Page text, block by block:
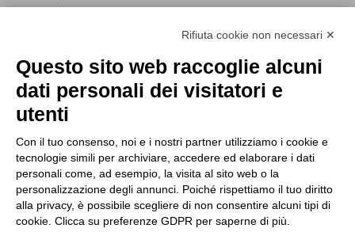
Iscriviti alla nostra newsletter per rimanere sempre aggiornato
sulle novità del mondo HORECA e per ricevere offerte esclusive.
Acconsento al trattamento dei dati personali come specificato
nella nostra privacy policy.
ISCRIVITI ALLA NEWSLETTER
Tutti i nuovi prodotti in anteprima e offerte esclusive.
Rifiuta cookie non necessari ✕
Questo sito web raccoglie alcuni
dati personali dei visitatori e
utenti
Con il tuo consenso, noi e i nostri partner utilizziamo i cookie e
tecnologie simili per archiviare, accedere ed elaborare i dati
personali come, ad esempio, la visita al sito web o la
personalizzazione degli annunci. Poiché rispettiamo il tuo diritto
alla privacy, è possibile scegliere di non consentire alcuni tipi di
cookie. Clicca su preferenze GDPR per saperne di più.